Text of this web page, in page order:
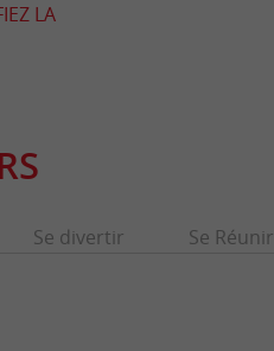
LA
Se divertir Se Réunir